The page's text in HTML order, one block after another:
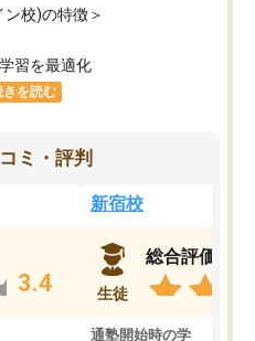
校)の特徴＞
習を最適化
きを読む
ミ・評判
3.4
新宿校
生徒
総合評価
通塾開始時の学